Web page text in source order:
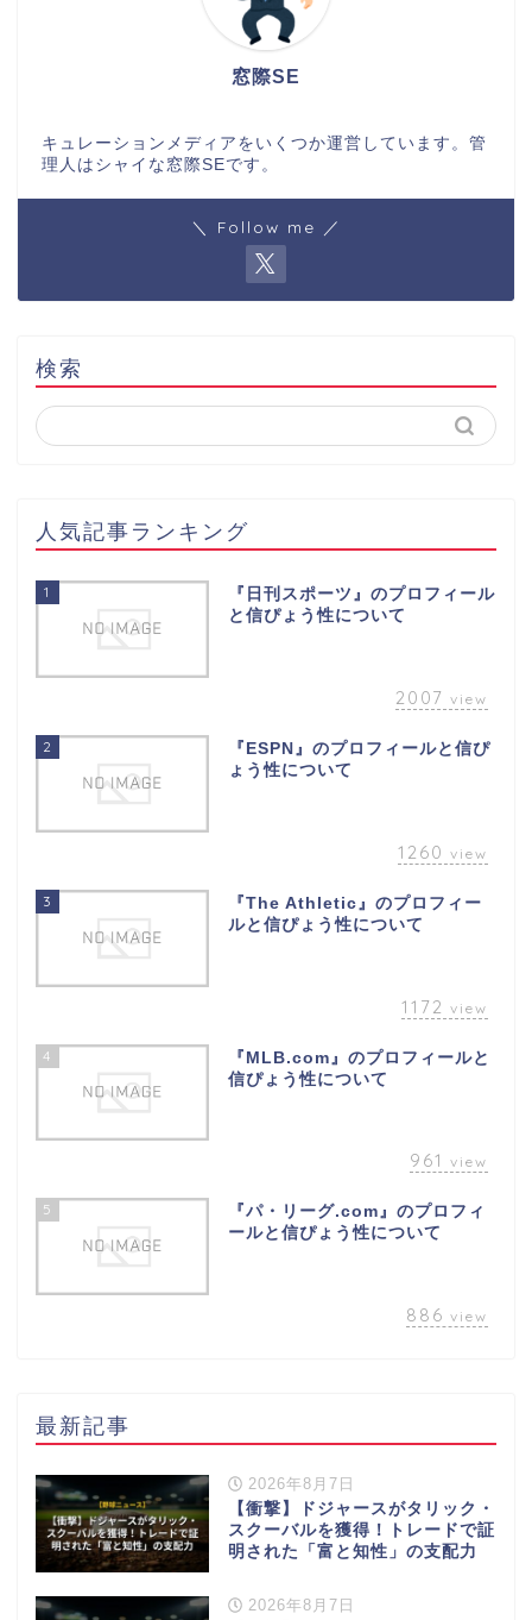
窓際SE
キュレーションメディアをいくつか運営しています。管
理人はシャイな窓際SEです。
＼ Follow me ／
検索
人気記事ランキング
1
『日刊スポーツ』のプロフィール
と信ぴょう性について
2007 view
2
『ESPN』のプロフィールと信ぴ
ょう性について
1260 view
3
『The Athletic』のプロフィー
ルと信ぴょう性について
1172 view
4
『MLB.com』のプロフィールと
信ぴょう性について
961 view
5
『パ・リーグ.com』のプロフィ
ールと信ぴょう性について
886 view
最新記事
2026年8月7日
【衝撃】ドジャースがタリック・
スクーバルを獲得！トレードで証
明された「富と知性」の支配力
2026年8月7日